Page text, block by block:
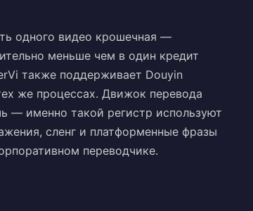
одного видео крошечная —
меньше чем в один кредит
также поддерживает Douyin
же процессах. Движок перевода
— именно такой регистр используют
сленг и платформенные фразы
переводчике.